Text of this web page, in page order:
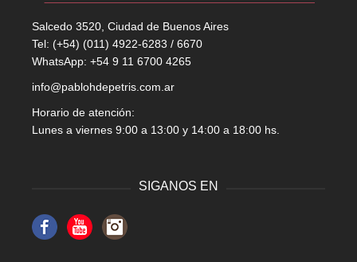
Salcedo 3520, Ciudad de Buenos Aires
Tel: (+54) (011) 4922-6283 / 6670
WhatsApp: +54 9 11 6700 4265
info@pablohdepetris.com.ar
Horario de atención:
Lunes a viernes 9:00 a 13:00 y 14:00 a 18:00 hs.
SIGANOS EN
FacebookYouTube